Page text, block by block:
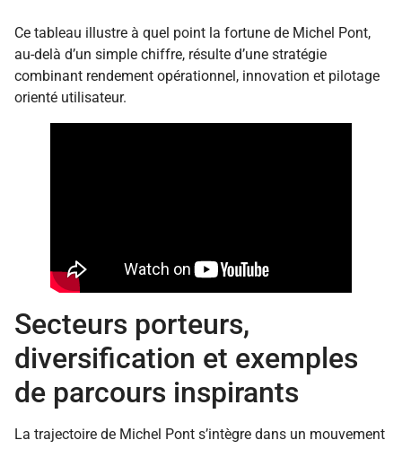
Ce tableau illustre à quel point la fortune de Michel Pont,
au-delà d’un simple chiffre, résulte d’une stratégie
combinant rendement opérationnel, innovation et pilotage
orienté utilisateur.
Secteurs porteurs,
diversification et exemples
de parcours inspirants
La trajectoire de Michel Pont s’intègre dans un mouvement